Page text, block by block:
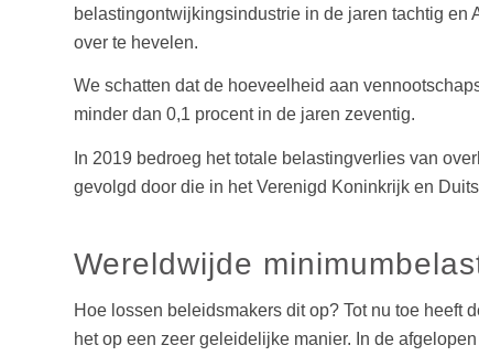
belastingontwijkingsindustrie in de jaren tachtig
over te hevelen.
We schatten dat de hoeveelheid aan
minder dan 0,1 procent in de jaren zeventig.
In 2019 bedroeg het totale belastingverlies van
gevolgd door die in het Verenigd Koninkrijk en
Wereldwijde
Hoe lossen beleidsmakers dit op? Tot nu toe heeft
het op een zeer geleidelijke manier. In de